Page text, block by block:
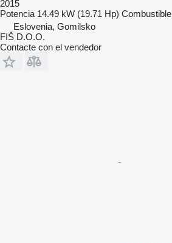
2015
Potencia 14.49 kW (19.71 Hp) Combustible
Eslovenia, Gomilsko
FIŠ D.O.O.
Contacte con el vendedor